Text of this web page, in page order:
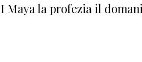
I Maya la profezia il domani